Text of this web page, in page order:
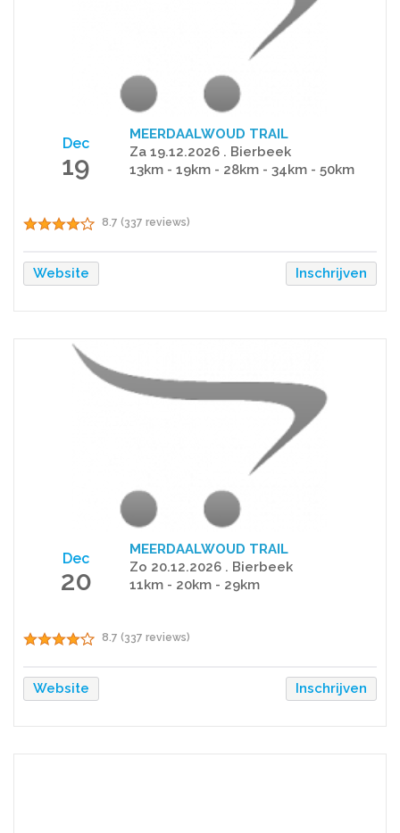
Dec
19
MEERDAALWOUD TRAIL
Za 19.12.2026 . Bierbeek
13km - 19km - 28km - 34km - 50km
8.7 (337 reviews)
Website Inschrijven
Dec
20
MEERDAALWOUD TRAIL
Zo 20.12.2026 . Bierbeek
11km - 20km - 29km
8.7 (337 reviews)
Website Inschrijven